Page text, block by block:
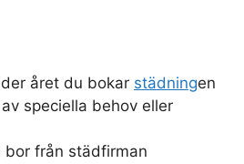
året du bokar städningen
speciella behov eller
bor från städfirman